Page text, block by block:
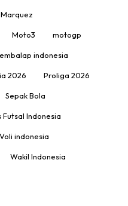
Moto3 motogp
indonesia
2026 Proliga 2026
Sepak Bola
Futsal Indonesia
indonesia
Wakil Indonesia